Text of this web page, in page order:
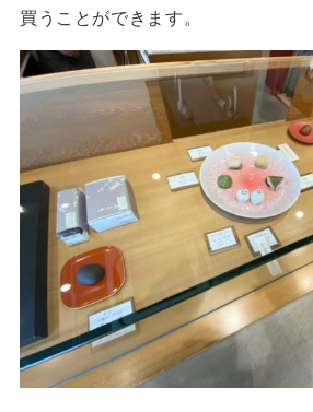
買うことができます。